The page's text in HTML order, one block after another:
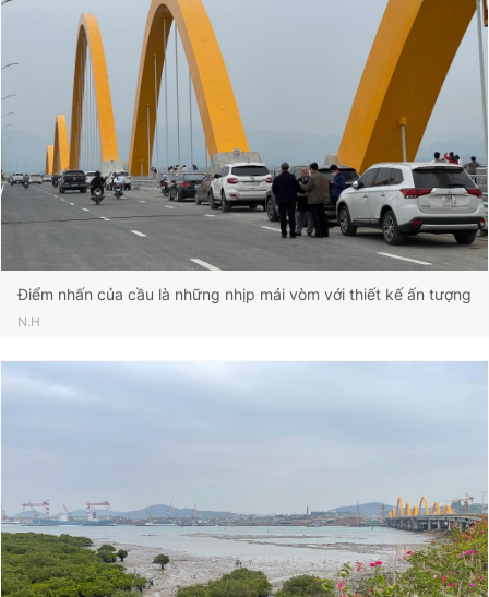
Điểm nhấn của cầu là những nhịp mái vòm với thiết kế ấn tượng
N.H